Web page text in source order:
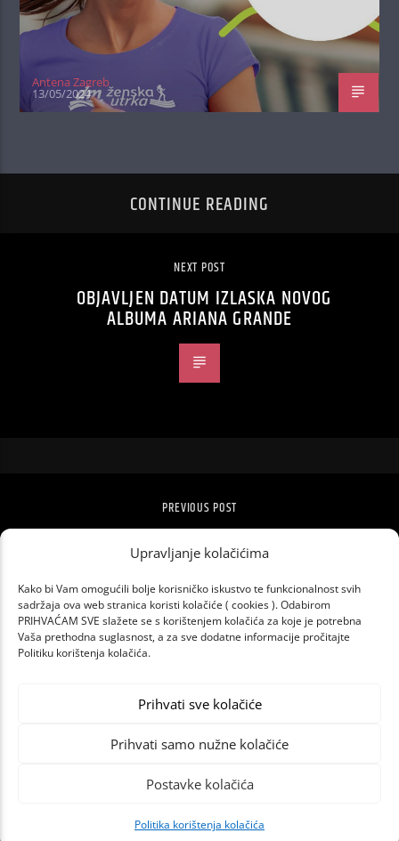
Upravljanje kolačićima
Kako bi Vam omogućili bolje korisničko iskustvo te funkcionalnost svih
sadržaja ova web stranica koristi kolačiće ( cookies ). Odabirom
PRIHVAĆAM SVE slažete se s korištenjem kolačića za koje je potrebna
Vaša prethodna suglasnost, a za sve dodatne informacije pročitajte
Politiku korištenja kolačića.
Prihvati sve kolačiće
Prihvati samo nužne kolačiće
Postavke kolačića
Politika korištenja kolačića
Antena Zagreb
13/05/2024
CONTINUE READING
NEXT POST
OBJAVLJEN DATUM IZLASKA NOVOG
ALBUMA ARIANA GRANDE
PREVIOUS POST
ZET VRAĆA JEFTINIJE KARTE U BUSEVE I
TRAMVAJE